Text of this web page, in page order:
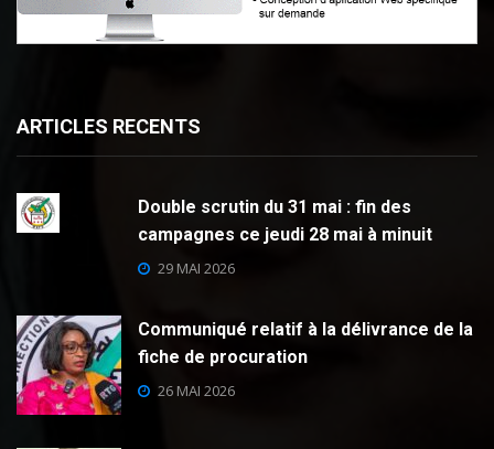
ARTICLES RECENTS
Double scrutin du 31 mai : fin des
campagnes ce jeudi 28 mai à minuit
29 MAI 2026
Communiqué relatif à la délivrance de la
fiche de procuration
26 MAI 2026